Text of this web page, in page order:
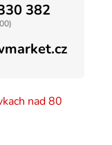
382
nad 80